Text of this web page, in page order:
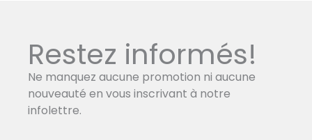
Restez informés!
Ne manquez aucune promotion ni aucune
nouveauté en vous inscrivant à notre
infolettre.